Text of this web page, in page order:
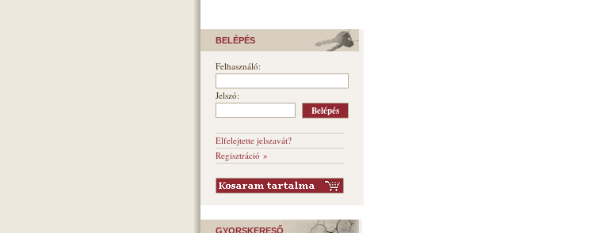
BELÉPÉS
Felhasználó:
Jelszó:
Elfelejtette jelszavát?
Regisztráció »
GYORSKERESŐ